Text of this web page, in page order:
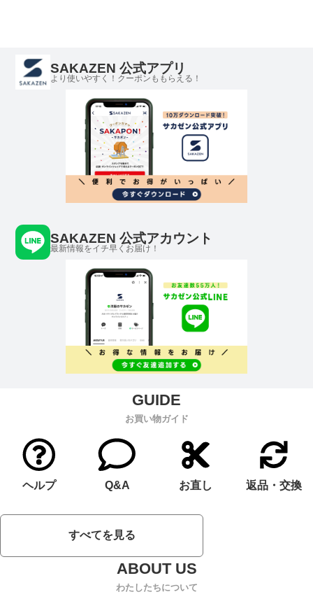
SAKAZEN 公式アプリ
より使いやすく！クーポンももらえる！
SAKAZEN 公式アカウント
最新情報をイチ早くお届け！
お買い物ガイド
ヘルプ Q&A お直し 返品・交換
すべてを見る
わたしたちについて